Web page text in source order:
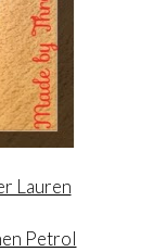
Lauren
Petrol